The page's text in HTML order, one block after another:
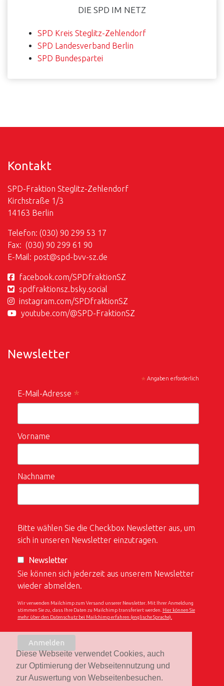
Diese Webseite verwendet Cookies, auch
zur Optimierung der Webseitennutzung und
zur Auswertung von Webseitenbesuchen.
DIE SPD IM NETZ
SPD Kreis Steglitz-Zehlendorf
SPD Landesverband Berlin
SPD Bundespartei
Kontakt
SPD-Fraktion Steglitz-Zehlendorf
Kirchstraße 1/3
14163 Berlin
Telefon: (030) 90 299 53 17
Fax: (030) 90 299 61 90
E-Mail: post@spd-bvv-sz.de
facebook.com/SPDfraktionSZ
spdfraktionsz.bsky.social
instagram.com/SPDfraktionSZ
youtube.com/@SPD-FraktionSZ
Newsletter
* Angaben erforderlich
E-Mail-Adresse *
Vorname
Nachname
Bitte wählen Sie die Checkbox Newsletter aus, um
sich in unseren Newsletter einzutragen.
Newsletter
Sie können sich jederzeit aus unserem Newsletter
wieder abmelden.
Wir verwenden Mailchimp zum Versand unserer Newsletter. Mit Ihrer Anmeldung
stimmen Sie zu, dass Ihre Daten zu Mailchimp transferiert werden. Hier können Sie
mehr über den Datenschutz bei Mailchimp erfahren (englische Sprache).